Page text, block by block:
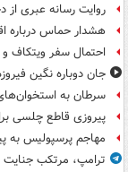
روایت رسانه عبری از
هشدار حماس درباره
احتمال سفر ویتکاف و
جان دوباره نگین
سرطان به
پیروزی قاطع چلسی
مهاجم پرسپولیس به
ترامپ، مرتکب